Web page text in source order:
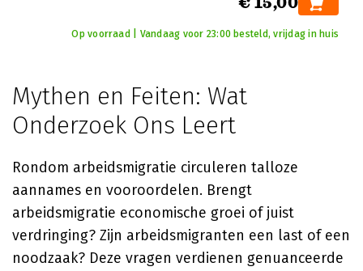
Op voorraad | Vandaag voor 23:00 besteld, vrijdag in huis
Mythen en Feiten: Wat
Onderzoek Ons Leert
Rondom arbeidsmigratie circuleren talloze
aannames en vooroordelen. Brengt
arbeidsmigratie economische groei of juist
verdringing? Zijn arbeidsmigranten een last of een
noodzaak? Deze vragen verdienen genuanceerde